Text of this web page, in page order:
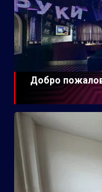
Добро